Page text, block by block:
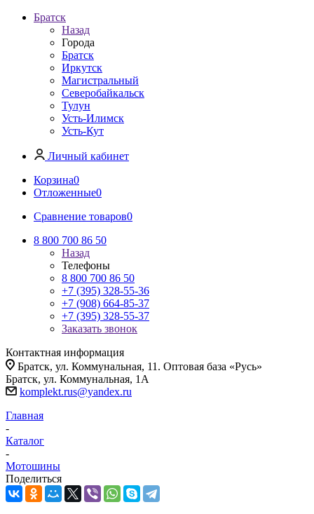
Братск
Назад
Города
Братск
Иркутск
Магистральный
Северобайкальск
Тулун
Усть-Илимск
Усть-Кут
Личный кабинет
Корзина0
Отложенные0
Сравнение товаров0
8 800 700 86 50
Назад
Телефоны
8 800 700 86 50
+7 (395) 328-55-36
+7 (908) 664-85-37
+7 (395) 328-55-37
Заказать звонок
Контактная информация
Братск, ул. Коммунальная, 11. Оптовая база «Русь»
Братск, ул. Коммунальная, 1А
komplekt.rus@yandex.ru
Главная
-
Каталог
-
Мотошины
Поделиться